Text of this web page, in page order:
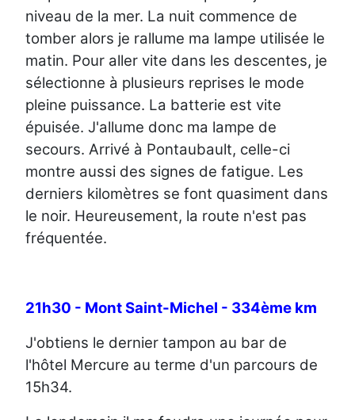
niveau de la mer. La nuit commence de
tomber alors je rallume ma lampe utilisée le
matin. Pour aller vite dans les descentes, je
sélectionne à plusieurs reprises le mode
pleine puissance. La batterie est vite
épuisée. J'allume donc ma lampe de
secours. Arrivé à Pontaubault, celle-ci
montre aussi des signes de fatigue. Les
derniers kilomètres se font quasiment dans
le noir. Heureusement, la route n'est pas
fréquentée.
21h30 - Mont Saint-Michel - 334ème km
J'obtiens le dernier tampon au bar de
l'hôtel Mercure au terme d'un parcours de
15h34.